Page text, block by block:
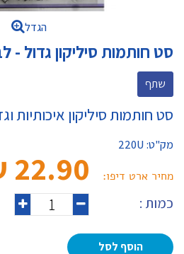
הגדל
סט חותמות סיליקון גדול -
שתף
סט חותמות סיליקון איכותיות וגדול
מק"ט:220U
מחיר ארט דיפו: 22.90 ₪‎
כמות :
הוסף לסל